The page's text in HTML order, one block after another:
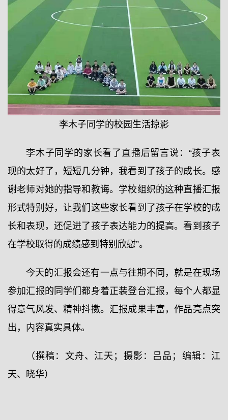
李木子同学的校园生活掠影
李木子同学的家长看了直播后留言说：“孩子表
现的太好了，短短几分钟，我看到了孩子的成长。感
谢老师对她的指导和教诲。学校组织的这种直播汇报
形式特别好，让我们这些家长看到了孩子在学校的成
长和表现，还促进了孩子表达能力的提高。看到孩子
在学校取得的成绩感到特别欣慰”。
今天的汇报会还有一点与往期不同，就是在现场
参加汇报的同学们都身着正装登台汇报，每个人都显
得意气风发、精神抖擞。汇报成果丰富，作品亮点突
出，内容真实具体。
（撰稿：文舟、江天；摄影：吕品；编辑：江
天、晓华）